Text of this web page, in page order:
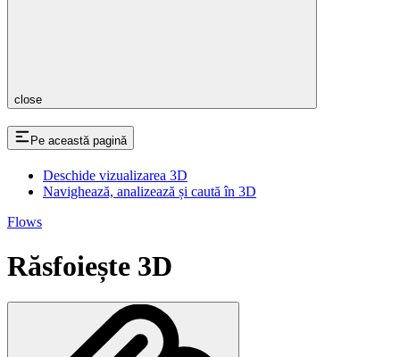
close
Pe această pagină
Deschide vizualizarea 3D
Navighează, analizează și caută în 3D
Flows
Răsfoiește 3D